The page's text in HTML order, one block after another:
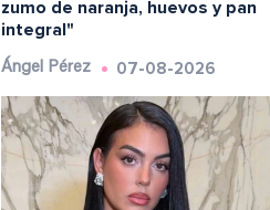
zumo de naranja, huevos y pan
integral"
Ángel Pérez 07-08-2026